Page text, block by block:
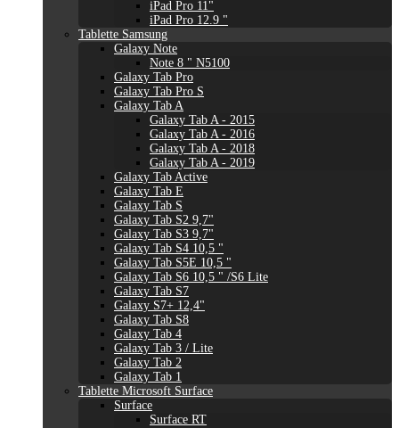
iPad Pro 11"
iPad Pro 12.9 "
Tablette Samsung
Galaxy Note
Note 8 " N5100
Galaxy Tab Pro
Galaxy Tab Pro S
Galaxy Tab A
Galaxy Tab A - 2015
Galaxy Tab A - 2016
Galaxy Tab A - 2018
Galaxy Tab A - 2019
Galaxy Tab Active
Galaxy Tab E
Galaxy Tab S
Galaxy Tab S2 9,7"
Galaxy Tab S3 9,7"
Galaxy Tab S4 10,5 "
Galaxy Tab S5E 10,5 "
Galaxy Tab S6 10,5 " /S6 Lite
Galaxy Tab S7
Galaxy S7+ 12,4"
Galaxy Tab S8
Galaxy Tab 4
Galaxy Tab 3 / Lite
Galaxy Tab 2
Galaxy Tab 1
Tablette Microsoft Surface
Surface
Surface RT